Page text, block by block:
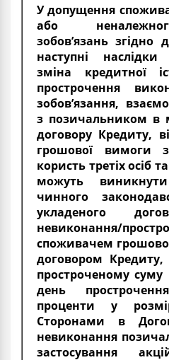
У допущення
або
зобов’язань згідно
наступні
зміна кредитної
прострочення
зобов’язання,
з позичальником в
договору Кредиту,
грошової вимоги
користь третіх осіб
можуть
чинного
укладеного
невиконання/
споживачем
договором
простроченому
день
проценти у
Сторонами в
невиконання
застосування